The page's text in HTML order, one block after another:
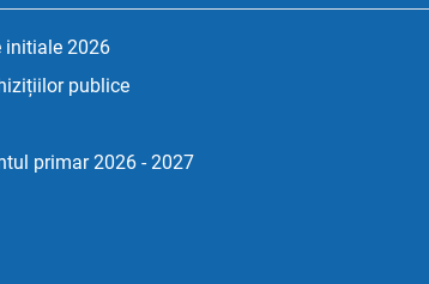
initiale 2026
publice
primar 2026 - 2027